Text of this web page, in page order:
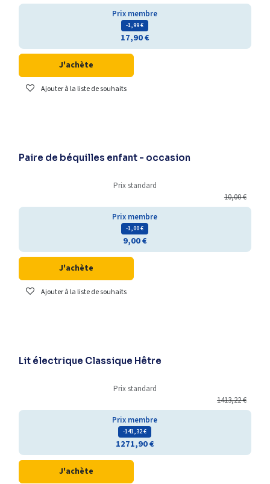
Prix membre
- 1,99€
17,90€
J'achète
Ajouter à la liste de souhaits
Paire de béquilles enfant - occasion
Prix standard
10,00€
Prix membre
- 1,00€
9,00€
J'achète
Ajouter à la liste de souhaits
Lit électrique Classique Hêtre
Prix standard
1413,22€
Prix membre
- 141,32€
1271,90€
J'achète